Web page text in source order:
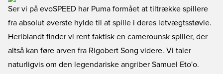
Ser vi på evoSPEED har Puma formået at tiltrække spillere
fra absolut øverste hylde til at spille i deres letvægtsstøvle.
Heriblandt finder vi rent faktisk en camerounsk spiller, der
altså kan føre arven fra Rigobert Song videre. Vi taler
naturligvis om den legendariske angriber Samuel Eto'o.